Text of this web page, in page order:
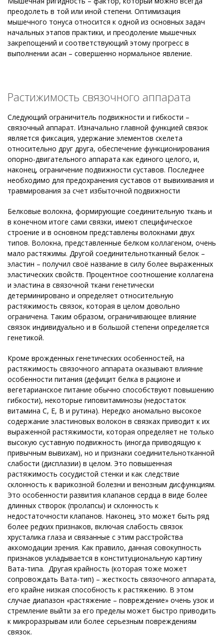
преодолеть в той или иной степени. Оптимизация
мышечного тонуса относится к одной из основных задач
начальных этапов практики, и преодоление мышечных
закрепощений и соответствующий этому прогресс в
выполнении асан – совершенно нормальное явление.
Растижимость связочного аппарата
Следующий ограничитель подвижности и гибкости –
связочный аппарат. Изначально главной функцией связок
является фиксация, удержание элементов скелета
относительно друг друга, обеспечение функционирования
опорно-двигательного аппарата как единого целого, и,
наконец, ограничение подвижности суставов. Последнее
необходимо для предохранения суставов от вывихивания и
травмирования за счет избыточной подвижности
Белковые волокна, формирующие соединительную ткань и
в конечном итоге сами связки, имеют специфическое
строение и в основном представлены волокнами двух
типов. Волокна, представленные белком коллагеном, очень
мало растяжимы. Другой соединительнотканный белок –
эластин – получил своё название в силу более выраженных
эластических свойств. Процентное соотношение коллагена
и эластина в связочной ткани генетически
детерминировано и определяет относительную
растяжимость связок, которая в целом довольно
ограничена. Таким образом, ограничивающее влияние
связок индивидуально и в большой степени определяется
генетикой.
Кроме врожденных генетических особенностей, на
растяжимость связочного аппарата оказывают влияние
особенности питания (дефицит белка в рационе и
вегетарианское питание обычно способствуют повышению
гибкости), некоторые гиповитаминозы (недостаток
витамина С, Е, В и рутина). Нередко аномально высокое
содержание эластиновых волокон в связках приводит к их
выраженной растяжимости, которая определяет не только
высокую суставную подвижность (иногда приводящую к
привычным вывихам), но и признаки соединительнотканной
слабости (дисплазии) в целом. Это повышенная
растяжимость сосудистой стенки и как следствие
склонность к варикозной болезни и венозным дисфункциям.
Это особенности развития клапанов сердца в виде более
длинных створок (пролапсы) и склонность к
недостаточности клапанов. Наконец, это может быть ряд
более редких признаков, включая слабость связок
хрусталика глаза и связанные с этим расстройства
аккомодации зрения. Как правило, данная совокупность
признаков укладывается в конституциональную картину
Вата-типа. Другая крайность (которая тоже может
сопровождать Вата-тип) – жесткость связочного аппарата,
его крайне низкая способность к растяжению. В этом
случае диапазон «растяжение – повреждение» очень узок и
стремление выйти за его пределы может быстро приводить
к микроразрывам или более серьезным повреждениям
связок.